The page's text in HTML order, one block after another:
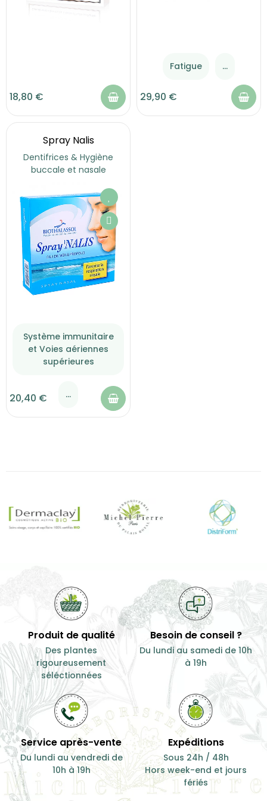
18,80 €
Fatigue ...
29,90 €
Spray Nalis
Dentifrices & Hygiène
buccale et nasale
Système immunitaire
et Voies aériennes
supérieures
...
20,40 €
Produit de qualité
Des plantes
rigoureusement
séléctionnées
Besoin de conseil ?
Du lundi au samedi de 10h
à 19h
Service après-vente
Du lundi au vendredi de
10h à 19h
Expéditions
Sous 24h / 48h
Hors week-end et jours
fériés